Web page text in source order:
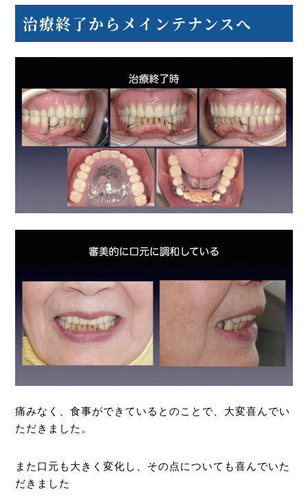
治療終了からメインテナンスへ
痛みなく、食事ができているとのことで、大変喜んでい
ただきました。
また口元も大きく変化し、その点についても喜んでいた
だきました